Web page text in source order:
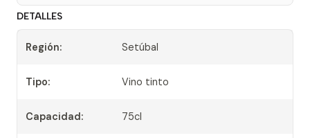
DETALLES
Región: Setúbal
Tipo: Vino tinto
Capacidad: 75cl